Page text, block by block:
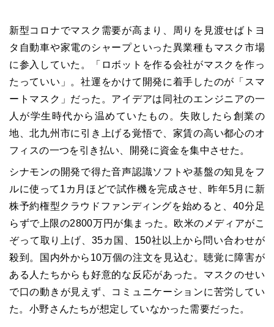
新型コロナでマスク需要が高まり、周りを見渡せばトヨ
タ自動車や家電のシャープといった異業種もマスク市場
に参入していた。「ロボットを作る会社がマスクを作っ
たっていい」。社運をかけて開発に着手したのが「スマ
ートマスク」だった。アイデアは同社のエンジニアの一
人が学生時代から温めていたもの。失敗したら創業の
地、北九州市に引き上げる覚悟で、家賃の高い都心のオ
フィスの一つを引き払い、開発に資金を集中させた。
シナモンの開発で得た音声認識ソフトや基盤の知見をフ
ルに使って1カ月ほどで試作機を完成させ、昨年5月に新
株予約権型クラウドファンディングを始めると、40分足
らずで上限の2800万円が集まった。欧米のメディアがこ
ぞって取り上げ、35カ国、150社以上から問い合わせが
殺到。国内外から10万個の注文を見込む。聴覚に障害が
ある人たちからも好意的な反応があった。マスクのせい
で口の動きが見えず、コミュニケーションに苦労してい
た。小野さんたちが想定していなかった需要だった。